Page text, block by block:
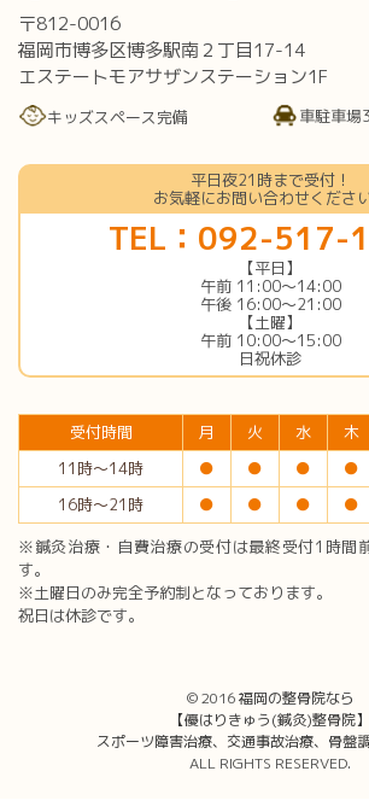
〒812-0016
福岡市博多区博多駅南２丁目17-14
エステートモアサザンステーション1F
キッズスペース完備 車駐車場
平日夜21時まで受付！
お気軽にお問い合わせください
TEL：092-517-
【平日】
午前 11:00〜14:00
午後 16:00〜21:00
【土曜】
午前 10:00〜15:00
日祝休診
受付時間 月 火 水 木
11時〜14時
● ● ● ●
16時〜21時
● ● ● ●
※鍼灸治療・自費治療の受付は最終受付1時間
す。
※土曜日のみ完全予約制となっております。
祝日は休診です。
© 2016福岡の整骨院なら
【優はりきゅう(鍼灸)整骨院】
スポーツ障害治療、交通事故治療、骨盤
ALL RIGHTS RESERVED.